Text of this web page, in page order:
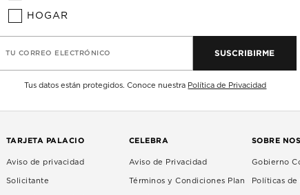
HOGAR
TU CORREO ELECTRÓNICO SUSCRIBIRME
Tus datos están protegidos. Conoce nuestra Política de Privacidad
TARJETA PALACIO
Aviso de privacidad
Solicitante
CELEBRA
Aviso de Privacidad
Términos y Condiciones Plan
SOBRE
Gobierno
Políticas